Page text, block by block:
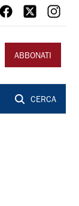
ABBONATI
CERCA